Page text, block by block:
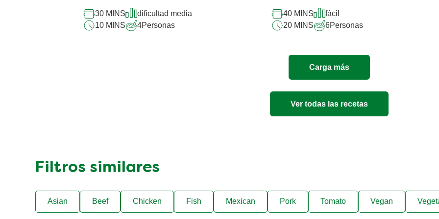
este
recipe
30 MINS
dificultad media
10 MINS
4Personas
este
recipe
40 MINS
fácil
20 MINS
6Personas
Carga más
Ver todas las recetas
Filtros similares
Asian Beef Chicken Fish Mexican Pork Tomato Vegan